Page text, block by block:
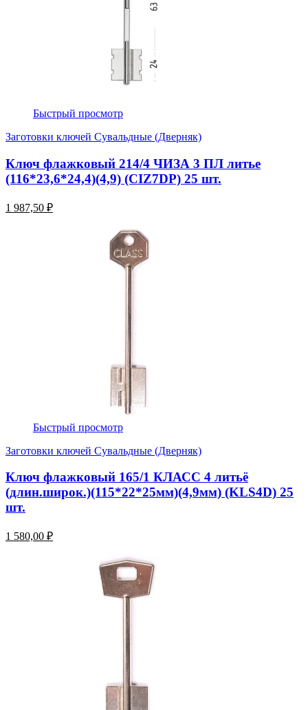
Быстрый просмотр
Заготовки ключей Сувальдные (Дверняк)
Ключ флажковый 214/4 ЧИЗА 3 ПЛ литье
(116*23,6*24,4)(4,9) (CIZ7DP) 25 шт.
1 987,50 ₽
Быстрый просмотр
Заготовки ключей Сувальдные (Дверняк)
Ключ флажковый 165/1 КЛАСС 4 литьё
(длин.широк.)(115*22*25мм)(4,9мм) (KLS4D) 25
шт.
1 580,00 ₽